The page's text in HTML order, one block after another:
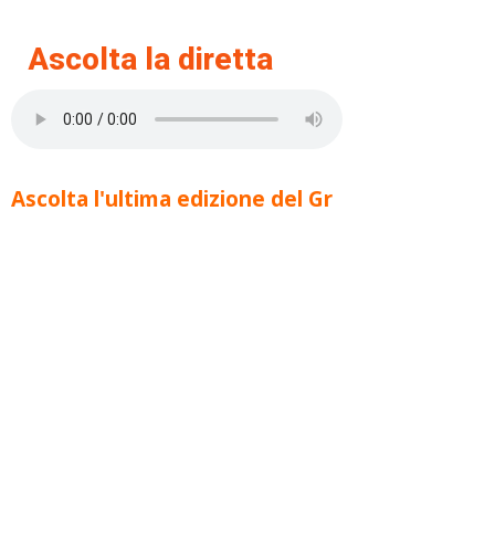
Ascolta la diretta
Ascolta l'ultima edizione del Gr